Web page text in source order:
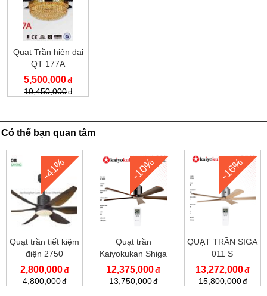
Quạt Trần hiện đại
QT 177A
5,500,000
10,450,000
Có thể bạn quan tâm
-41%
Quạt trần tiết kiệm
điện 2750
2,800,000
4,800,000
-10%
Quạt trần
Kaiyokukan Shiga
011 BK
12,375,000
13,750,000
-16%
QUẠT TRẦN SIGA
011 S
13,272,000
15,800,000